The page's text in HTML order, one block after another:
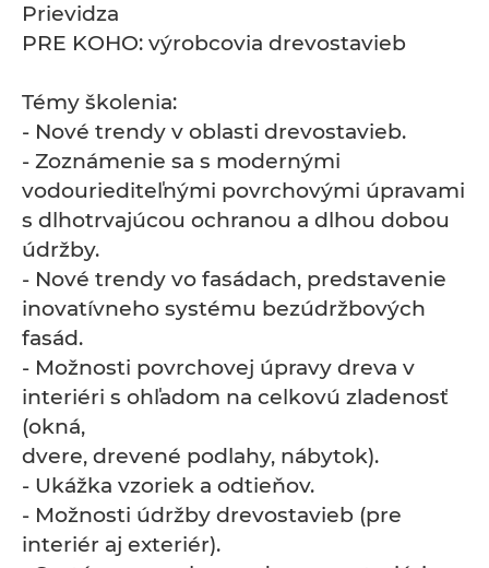
Prievidza
PRE KOHO: výrobcovia drevostavieb
Témy školenia:
- Nové trendy v oblasti drevostavieb.
- Zoznámenie sa s modernými
vodouriediteľnými povrchovými úpravami
s dlhotrvajúcou ochranou a dlhou dobou
údržby.
- Nové trendy vo fasádach, predstavenie
inovatívneho systému bezúdržbových
fasád.
- Možnosti povrchovej úpravy dreva v
interiéri s ohľadom na celkovú zladenosť
(okná,
dvere, drevené podlahy, nábytok).
- Ukážka vzoriek a odtieňov.
- Možnosti údržby drevostavieb (pre
interiér aj exteriér).